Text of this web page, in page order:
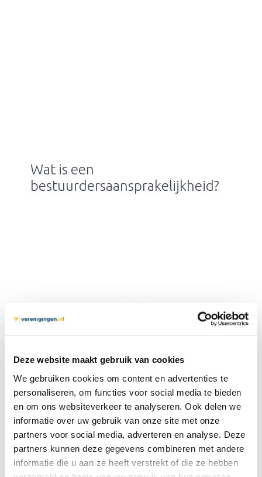
Deze website maakt gebruik van cookies
We gebruiken cookies om content en advertenties te
personaliseren, om functies voor social media te bieden
en om ons websiteverkeer te analyseren. Ook delen we
informatie over uw gebruik van onze site met onze
partners voor social media, adverteren en analyse. Deze
partners kunnen deze gegevens combineren met andere
informatie die u aan ze heeft verstrekt of die ze hebben
Wat is een
bestuurdersaansprakelijkheid?
is de aansprakelijkheid van
handelingen die zij als
bestuurder hebben verricht.
Het uitgangspunt is dat de
verenigingaansprakelijk is.
Omdat een vereniging
rechtspersoonlijkheid heeft.
Een bestuurder kan